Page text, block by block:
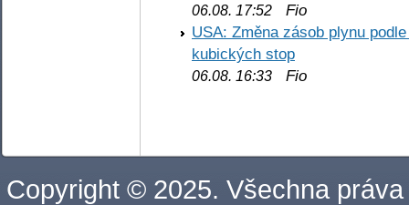
06.08. 17:52 Fio
USA: Změna zásob plynu
kubických stop
06.08. 16:33 Fio
Copyright © 2025. Všechna práva